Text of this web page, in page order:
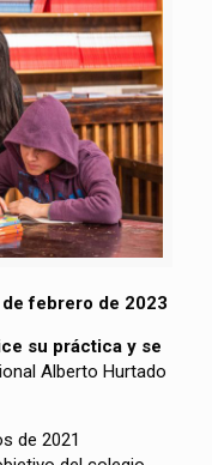
febrero de 2023
su práctica y se
Alberto Hurtado
de 2021